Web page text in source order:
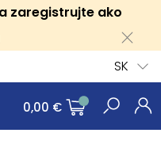
zaregistrujte ako
SK
0,00 €